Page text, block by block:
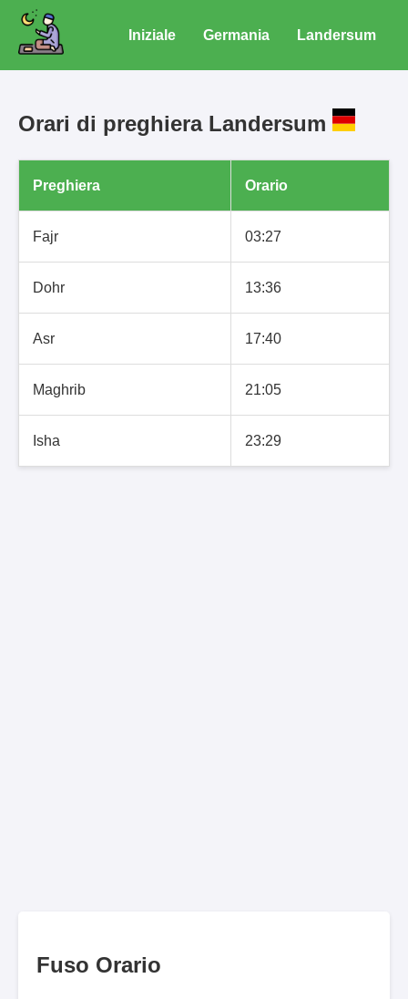
Iniziale Germania Landersum
Orari di preghiera Landersum
Preghiera Orario
Fajr 03:27
Dohr 13:36
Asr 17:40
Maghrib 21:05
Isha 23:29
Fuso Orario